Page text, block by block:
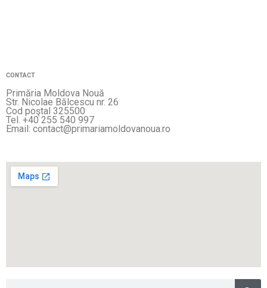
CONTACT
Primăria Moldova Nouă
Str. Nicolae Bălcescu nr. 26
Cod poştal 325500
Tel. +40 255 540 997
Email: contact@primariamoldovanoua.ro